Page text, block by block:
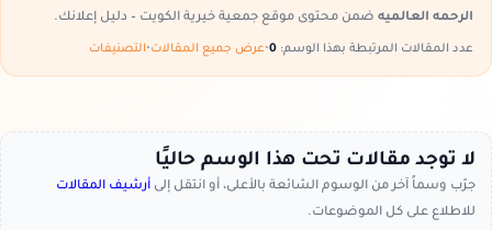
الرحمه العالميه ضمن محتوى موقع جمعية خيرية الكويت – دليل إعلانك.
عدد المقالات المرتبطة بهذا الوسم: •عرض جميع المقالات•التصنيفات
لا توجد مقالات تحت هذا الوسم حاليًا
جرّب وسماً آخر من الوسوم الشائعة بالأعلى، أو انتقل إلى أرشيف المقالات
للاطلاع على كل الموضوعات.